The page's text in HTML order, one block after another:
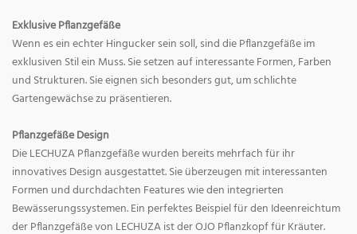
Exklusive Pflanzgefäße
Wenn es ein echter Hingucker sein soll, sind die Pflanzgefäße im
exklusiven Stil ein Muss. Sie setzen auf interessante Formen, Farben
und Strukturen. Sie eignen sich besonders gut, um schlichte
Gartengewächse zu präsentieren.
Pflanzgefäße Design
Die LECHUZA Pflanzgefäße wurden bereits mehrfach für ihr
innovatives Design ausgestattet. Sie überzeugen mit interessanten
Formen und durchdachten Features wie den integrierten
Bewässerungssystemen. Ein perfektes Beispiel für den Ideenreichtum
der Pflanzgefäße von LECHUZA ist der OJO Pflanzkopf für Kräuter.